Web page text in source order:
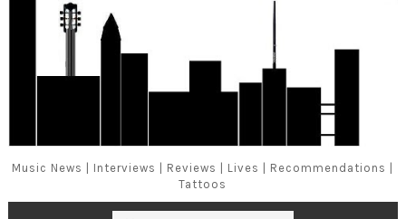
Music News | Interviews | Reviews | Lives | Recommendations |
Tattoos